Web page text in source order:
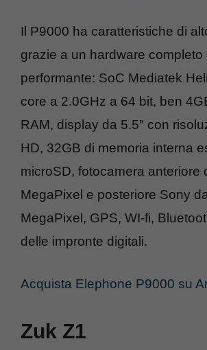
Il P9000 ha caratteristiche di
grazie a un hardware completo
performante: SoC Mediatek
core a 2.0GHz a 64 bit, ben
RAM, display da 5.5″ con
HD, 32GB di memoria interna
microSD, fotocamera anteriore
MegaPixel e posteriore Sony
MegaPixel, GPS, WI-fi,
delle impronte digitali.
Acquista Elephone P9000 su
Zuk Z1